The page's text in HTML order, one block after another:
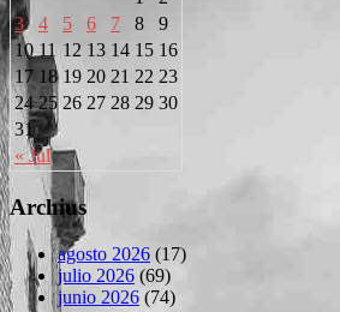
« Jul
3
4 5 6 7 8
9
10 11 12 13 14 15 16
17 18 19 20 21 22 23
24 25 26 27 28 29 30
31
Archius
agosto 2026 (17)
julio 2026 (69)
junio 2026 (74)